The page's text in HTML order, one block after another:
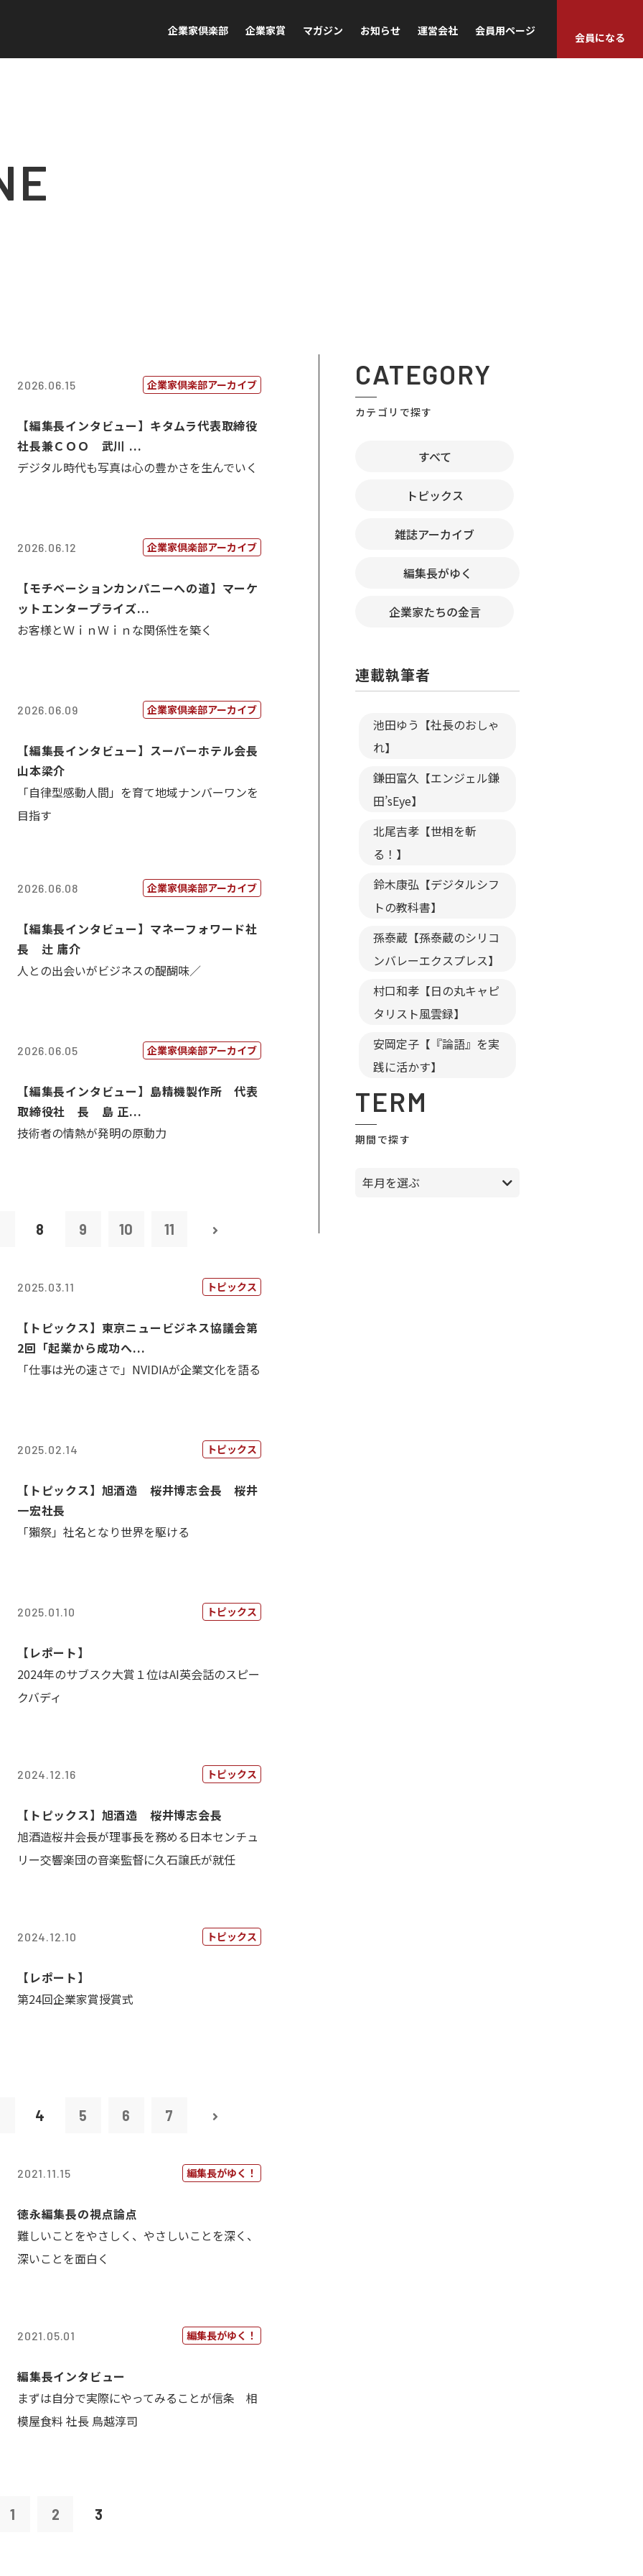
企業家倶楽部 企業家賞 マガジン お知らせ 運営会社 会員用ページ
会員になる
2026.06.15 企業家倶楽部アーカイブ
【編集長インタビュー】キタムラ代表取締役
社長兼ＣＯＯ 武川 ...
デジタル時代も写真は心の豊かさを生んでいく
2026.06.12 企業家倶楽部アーカイブ
【モチベーションカンパニーへの道】マーケ
ットエンタープライズ...
お客様とＷｉｎＷｉｎな関係性を築く
2026.06.09 企業家倶楽部アーカイブ
【編集長インタビュー】スーパーホテル会長
山本梁介
「自律型感動人間」を育て地域ナンバーワンを
目指す
2026.06.08 企業家倶楽部アーカイブ
【編集長インタビュー】マネーフォワード社
長 辻 庸介
人との出会いがビジネスの醍醐味／
2026.06.05 企業家倶楽部アーカイブ
【編集長インタビュー】島精機製作所 代表
取締役社 長 島 正...
技術者の情熱が発明の原動力
8 9 10 11
2025.03.11 トピックス
【トピックス】東京ニュービジネス協議会第
2回「起業から成功へ...
「仕事は光の速さで」NVIDIAが企業文化を語る
2025.02.14 トピックス
【トピックス】旭酒造 桜井博志会長 桜井
一宏社長
「獺祭」社名となり世界を駆ける
2025.01.10 トピックス
【レポート】
2024年のサブスク大賞１位はAI英会話のスピー
クバディ
2024.12.16 トピックス
【トピックス】旭酒造 桜井博志会長
旭酒造桜井会長が理事長を務める日本センチュ
リー交響楽団の音楽監督に久石譲氏が就任
2024.12.10 トピックス
【レポート】
第24回企業家賞授賞式
4 5 6 7
2021.11.15 編集長がゆく！
徳永編集長の視点論点
難しいことをやさしく、やさしいことを深く、
深いことを面白く
2021.05.01 編集長がゆく！
編集長インタビュー
まずは自分で実際にやってみることが信条 相
模屋食料 社長 鳥越淳司
1 2 3
CATEGORY
カテゴリで探す
すべて
トピックス
雑誌アーカイブ
編集長がゆく
企業家たちの金言
連載執筆者
池田ゆう【社長のおしゃ
れ】
鎌田富久【エンジェル鎌
田’sEye】
北尾吉孝【世相を斬
る！】
鈴木康弘【デジタルシフ
トの教科書】
孫泰蔵【孫泰蔵のシリコ
ンバレーエクスプレス】
村口和孝【日の丸キャピ
タリスト風雲録】
安岡定子【『論語』を実
践に活かす】
TERM
期間で探す
年月を選ぶ